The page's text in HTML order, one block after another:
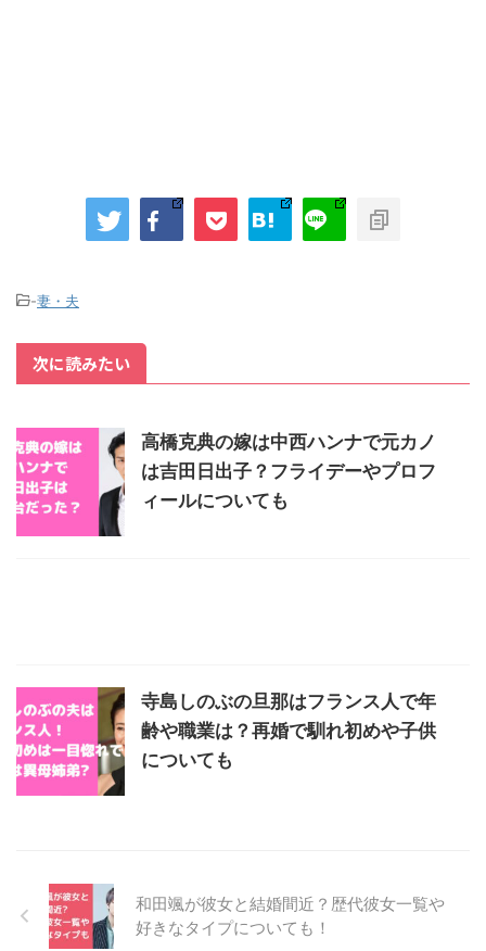
-妻・夫
次に読みたい
高橋克典の嫁は中西ハンナで元カノ
は吉田日出子？フライデーやプロフ
ィールについても
寺島しのぶの旦那はフランス人で年
齢や職業は？再婚で馴れ初めや子供
についても
和田颯が彼女と結婚間近？歴代彼女一覧や
好きなタイプについても！